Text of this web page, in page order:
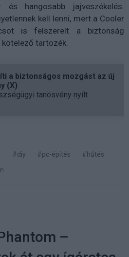
hangosabb jajveszékelés.
kell lenni, mert a Cooler
is felszerelt a biztonság
kötelező tartozék.
a biztonságos mozgást az új
(X)
tanösvény nyílt
#diy #pc-építés
#hűtés
–